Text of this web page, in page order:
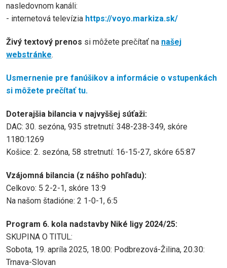
nasledovnom kanáli:
- internetová televízia https://voyo.markiza.sk/
Živý textový prenos si môžete prečítať na našej
webstránke.
Usmernenie pre fanúšikov a informácie o vstupenkách
si môžete prečítať tu.
Doterajšia bilancia v najvyššej súťaži:
DAC: 30. sezóna, 935 stretnutí: 348-238-349, skóre
1180:1269
Košice: 2. sezóna, 58 stretnutí: 16-15-27, skóre 65:87
Vzájomná bilancia (z nášho pohľadu):
Celkovo: 5 2-2-1, skóre 13:9
Na našom štadióne: 2 1-0-1, 6:5
Program 6. kola nadstavby Niké ligy 2024/25:
SKUPINA O TITUL:
Sobota, 19. apríla 2025, 18.00: Podbrezová-Žilina, 20.30:
Trnava-Slovan